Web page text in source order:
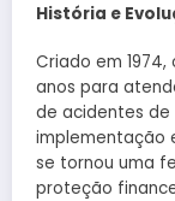
História e
Criado em
anos para
de acidentes de
implementação
se tornou uma
proteção